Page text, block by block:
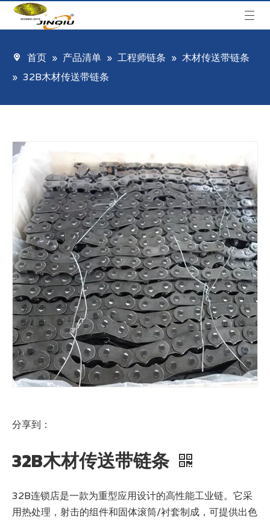
首页 » 产品清单 » 工程师链条 » 木材传送带链条
» 32B木材传送带链条
分享到：
32B木材传送带链条
32B连锁店是一款为重型应用设计的高性能工业链。它采
用热处理，射击的组件和固体滚筒/衬套制成，可提供出色